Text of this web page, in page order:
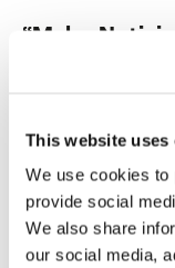
This website uses
We use cookies to
provide social
We also share
our social media,
“Malas
campos